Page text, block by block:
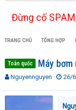
Đừng cố
TRANG CHỦ TỔNG HỢP
Toàn quốc Máy
T
r
Nguyennguyen
N
y
26/